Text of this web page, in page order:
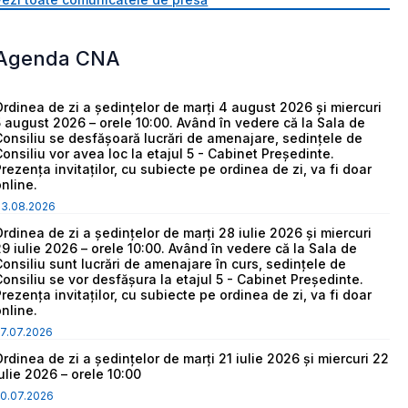
CNA
de zi a ședințelor de marți 4 august 2026 și miercuri
august 2026 – orele 10:00. Având în vedere că la Sala de
se desfășoară lucrări de amenajare, sedințele de
vor avea loc la etajul 5 - Cabinet Președinte.
invitaților, cu subiecte pe ordinea de zi, va fi doar
de zi a ședințelor de marți 28 iulie 2026 și miercuri
iulie 2026 – orele 10:00. Având în vedere că la Sala de
sunt lucrări de amenajare în curs, sedințele de
se vor desfășura la etajul 5 - Cabinet Președinte.
invitaților, cu subiecte pe ordinea de zi, va fi doar
de zi a ședințelor de marți 21 iulie 2026 și miercuri 22
2026 – orele 10:00